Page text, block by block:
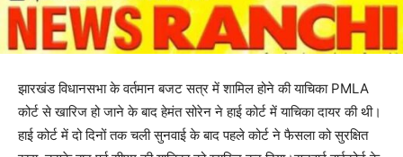
झारखंड विधानसभा के वर्तमान बजट सत्र में शामिल होने की याचिका PMLA
कोर्ट से खारिज हो जाने के बाद हेमंत सोरेन ने हाई कोर्ट में याचिका दायर की थी।
हाई कोर्ट में दो दिनों तक चली सुनवाई के बाद पहले कोर्ट ने फैसला को सुरक्षित